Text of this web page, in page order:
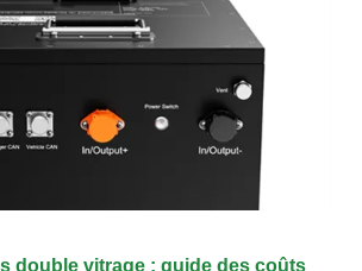
double vitrage : guide des coûts